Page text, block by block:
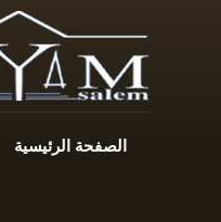
الصفحة الرئيسية